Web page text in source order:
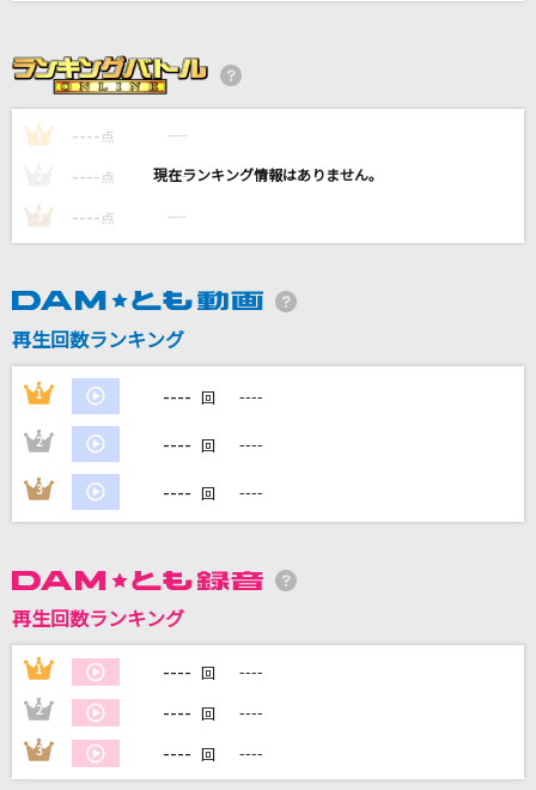
Kiroro
群青
ほほ笑み街道
あいみょん
カラオケ最新情報をチェック！
1 ---- 点 ----
---- 点 ----
3 ---- 点 ----
再生回数ランキング
1 ---- 回 ----
2 ---- 回 ----
3 ---- 回 ----
再生回数ランキング
1 ---- 回 ----
2 ---- 回 ----
3 ---- 回 ----